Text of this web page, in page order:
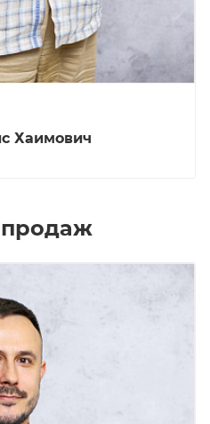
Хаимович